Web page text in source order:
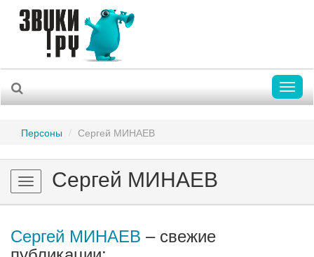
Персоны Сергей МИНАЕВ
Toggle
navigation
Сергей МИНАЕВ
Сергей МИНАЕВ – свежие